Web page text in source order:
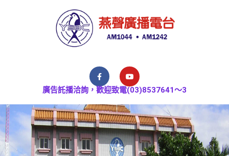
廣告託播洽詢，歡迎致電(03)8537641～3